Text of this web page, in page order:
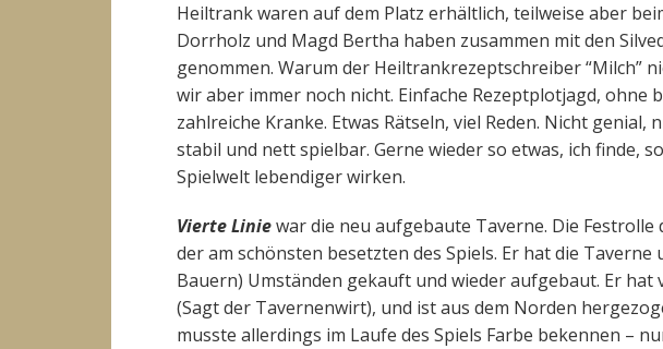
Heiltrank waren auf dem Platz erhältlich, teilweise aber
Dorrholz und Magd Bertha haben zusammen mit den
genommen. Warum der Heiltrankrezeptschreiber “Milch”
wir aber immer noch nicht. Einfache Rezeptplotjagd, ohne
zahlreiche Kranke. Etwas Rätseln, viel Reden. Nicht genial,
stabil und nett spielbar. Gerne wieder so etwas, ich finde,
Spielwelt lebendiger wirken.
Vierte Liniewar die neu aufgebaute Taverne. Die Festrolle
der am schönsten besetzten des Spiels. Er hat die
Bauern) Umständen gekauft und wieder aufgebaut. Er
(Sagt der Tavernenwirt), und ist aus dem Norden
musste allerdings im Laufe des Spiels Farbe bekennen –